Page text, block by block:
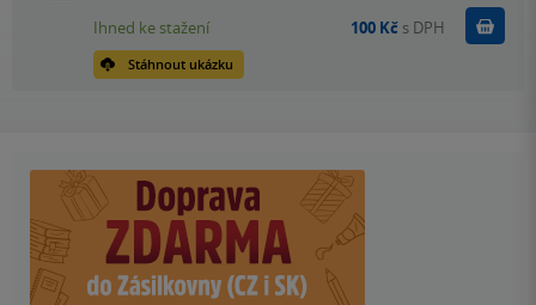
Stáhnout ukázku
Ihned ke stažení 100 Kč s DPH Koupit